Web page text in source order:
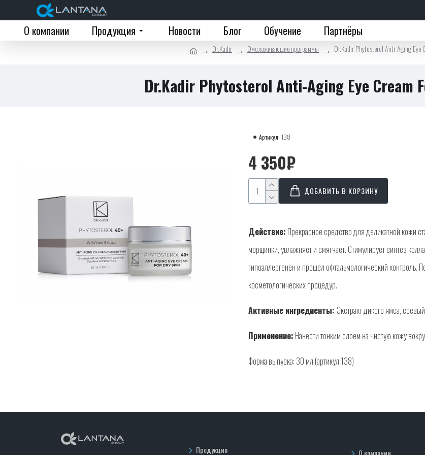
О компании Продукция Новости Блог Обучение Партнёры
Dr.Kadir Омолаживающие программы Dr.Kadir Phytosterol Anti-Aging Eye
Dr.Kadir Phytosterol Anti-Aging Eye Cream
Артикул: 138
4 350₽
ДОБАВИТЬ В КОРЗИНУ
Действие: Прекрасное средство для деликатной кожи
морщинки, увлажняет и смягчает. Стимулирует синтез
гипоаллергенен и прошел офтальмологический
косметологических процедур.
Активные ингредиенты: Экстракт дикого ямса,
Применение: Нанести тонким слоем на чистую кожу
Форма выпуска: 30 мл (артикул 138)
Продукция О компании